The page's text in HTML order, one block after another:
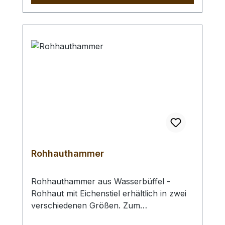
Rohhauthammer
Rohhauthammer aus Wasserbüffel -
Rohhaut mit Eichenstiel erhältlich in zwei
verschiedenen Größen. Zum